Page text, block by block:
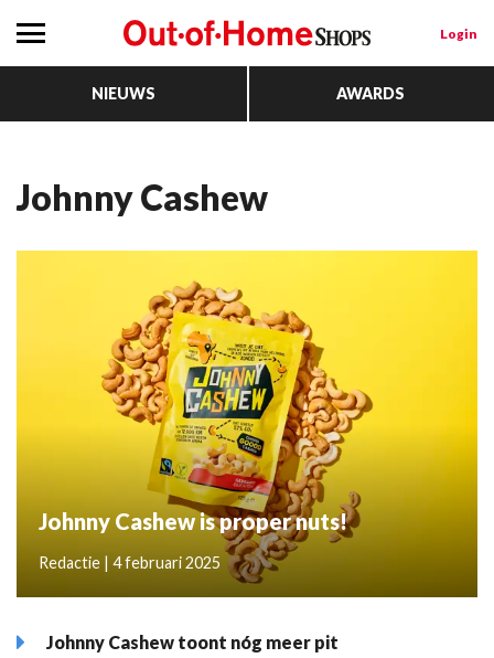
Login
NIEUWS AWARDS
Johnny Cashew
Johnny Cashew is proper nuts!
Redactie | 4 februari 2025
Johnny Cashew toont nóg meer pit